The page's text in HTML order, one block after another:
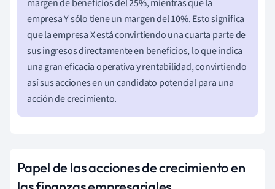
margen de beneficios del 25%, mientras que la
empresa Y sólo tiene un margen del 10%. Esto significa
que la empresa X está convirtiendo una cuarta parte de
sus ingresos directamente en beneficios, lo que indica
una gran eficacia operativa y rentabilidad, convirtiendo
así sus acciones en un candidato potencial para una
acción de crecimiento.
Papel de las acciones de crecimiento en